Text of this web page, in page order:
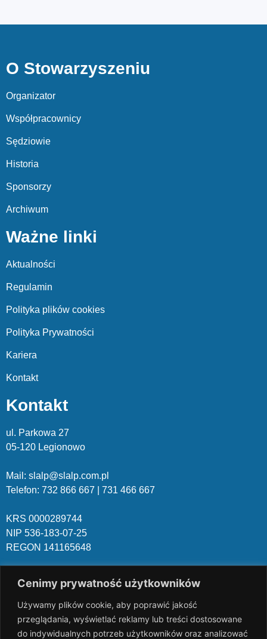
Cenimy prywatność użytkowników
Używamy plików cookie, aby poprawić jakość
przeglądania, wyświetlać reklamy lub treści dostosowane
do indywidualnych potrzeb użytkowników oraz analizować
O Stowarzyszeniu
Organizator
Współpracownicy
Sędziowie
Historia
Sponsorzy
Archiwum
Ważne linki
Aktualności
Regulamin
Polityka plików cookies
Polityka Prywatności
Kariera
Kontakt
Kontakt
ul. Parkowa 27
05-120 Legionowo
Mail: slalp@slalp.com.pl
Telefon: 732 866 667 | 731 466 667
KRS 0000289744
NIP 536-183-07-25
REGON 141165648
0383 1054
slalp.com.pl Copyright © 2024
BSK Media
– Part of
BSK Group. All rights reserved.